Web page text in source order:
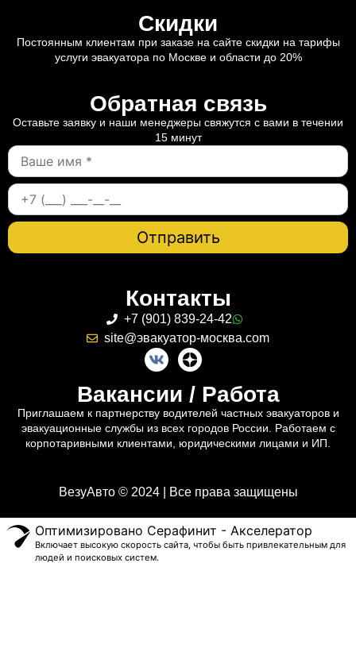
Скидки
Постоянным клиентам при заказе на сайте скидки на тарифы
услуги эвакуатора по Москве и области до 20%
Обратная связь
Оставьте заявку и наши менеджеры свяжутся с вами в течении
15 минут
Контакты
+7 (901) 839-24-42
site@эвакуатор-москва.com
Вакансии / Работа
Приглашаем к партнерству водителей частных эвакуаторов и
эвакуационные службы из всех городов России. Работаем с
корпотаривными клиентами, юридическими лицами и ИП.
ВезуАвто © 2024 | Все права защищены
Оптимизировано Серафинит - Акселератор
Включает высокую скорость сайта, чтобы быть привлекательным для
людей и поисковых систем.